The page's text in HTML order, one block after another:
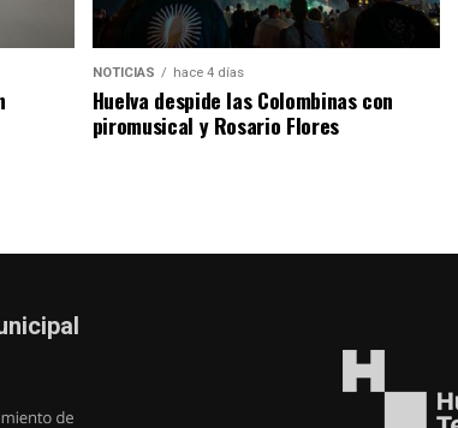
NOTICIAS hace 4 días
Huelva despide las Colombinas con
piromusical y Rosario Flores